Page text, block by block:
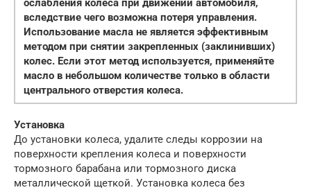
вследствие чего возможна потеря управления.
Использование масла не является эффективным
методом при снятии закрепленных (заклинивших)
колес. Если этот метод используется, применяйте
масло в небольшом количестве только в области
центрального отверстия колеса.
Установка
До установки колеса, удалите следы коррозии на
поверхности крепления колеса и поверхности
тормозного барабана или тормозного диска
металлической щеткой. Установка колеса без